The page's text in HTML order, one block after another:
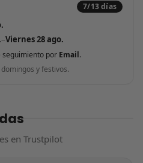
7/13 días
–Viernes 28 ago.
seguimiento por Email.
y festivos.
en Trustpilot